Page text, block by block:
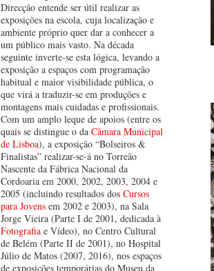
Direcção entende ser útil realizar as
exposições na escola, cuja localização e
ambiente próprio quer dar a conhecer a
um público mais vasto. Na década
seguinte inverte-se esta lógica, levando a
exposição a espaços com programação
habitual e maior visibilidade pública, o
que virá a traduzir-se em produções e
montagens mais cuidadas e profissionais.
Com um amplo leque de apoios (entre os
quais se distingue o da Câmara Municipal
de Lisboa), a exposição “Bolseiros &
Finalistas” realizar-se-á no Torreão
Nascente da Fábrica Nacional da
Cordoaria em 2000, 2002, 2003, 2004 e
2005 (incluindo resultados dos Cursos
para Jovens em 2002 e 2003), na Sala
Jorge Vieira (Parte I de 2001, dedicada à
Fotografia e Vídeo), no Centro Cultural
de Belém (Parte II de 2001), no Hospital
Júlio de Matos (2007, 2016), nos espaços
de exposições temporárias do Museu da